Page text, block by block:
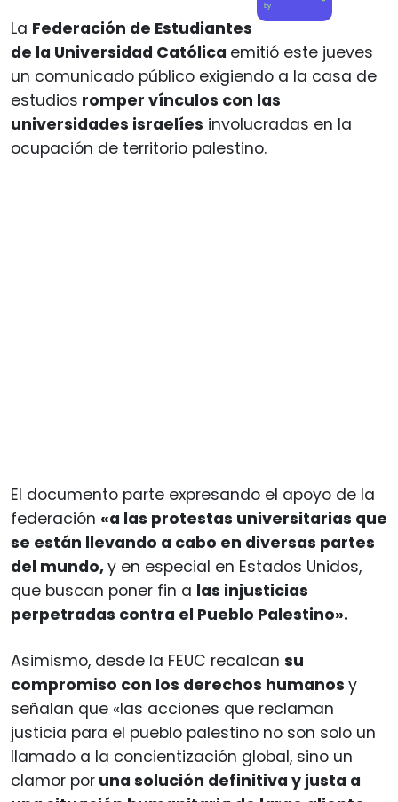
by
La Federación de Estudiantes
de la Universidad Católica emitió este jueves
un comunicado público exigiendo a la casa de
estudios romper vínculos con las
universidades israelíes involucradas en la
ocupación de territorio palestino.
El documento parte expresando el apoyo de la
federación «a las protestas universitarias que
se están llevando a cabo en diversas partes
del mundo,y en especial en Estados Unidos,
que buscan poner fin a las injusticias
perpetradas contra el Pueblo Palestino».
Asimismo, desde la FEUC recalcan su
compromiso con los derechos humanos y
señalan que «las acciones que reclaman
justicia para el pueblo palestino no son solo un
llamado a la concientización global, sino un
clamor por una solución definitiva y justa a